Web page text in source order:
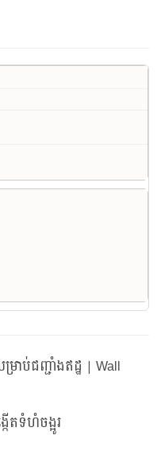
ាប់ជញ្ជាំងឥដ្ឋ | Wall
ើតទំហំចង្អូរ